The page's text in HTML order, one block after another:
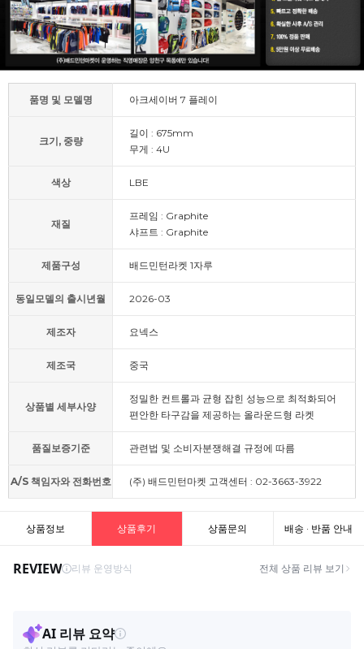
품명 및 모델명 아크세이버 7 플레이
크기, 중량
길이 : 675mm
무게 : 4U
색상 LBE
재질
프레임 : Graphite
샤프트 : Graphite
제품구성 배드민턴라켓 1자루
동일모델의 출시년월 2026-03
제조자 요넥스
제조국 중국
상품별 세부사양
정밀한 컨트롤과 균형 잡힌 성능으로 최적화되어
편안한 타구감을 제공하는 올라운드형 라켓
품질보증기준 관련법 및 소비자분쟁해결 규정에 따름
A/S 책임자와 전화번호 (주) 배드민턴마켓 고객센터 : 02-3663-3922
상품정보 상품후기 상품문의 배송 · 반품 안내